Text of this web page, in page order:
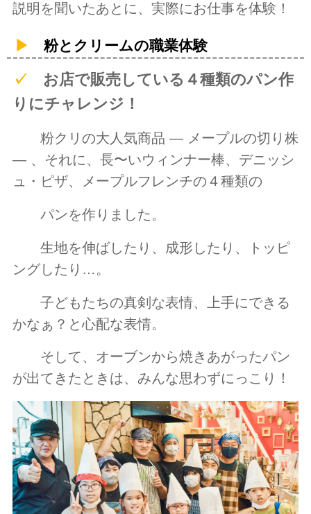
説明を聞いたあとに、実際にお仕事を体験！
▶ 粉とクリームの職業体験
✓ お店で販売している４種類のパン作
りにチャレンジ！
粉クリの大人気商品 ― メープルの切り株
― 、それに、長〜いウィンナー棒、デニッシ
ュ・ピザ、メープルフレンチの４種類の
パンを作りました。
生地を伸ばしたり、成形したり、トッピ
ングしたり…。
子どもたちの真剣な表情、上手にできる
かなぁ？と心配な表情。
そして、オーブンから焼きあがったパン
が出てきたときは、みんな思わずにっこり！